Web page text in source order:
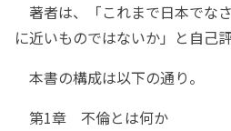
著者は、「これまで日本でな
に近いものではないか」と自己
本書の構成は以下の通り。
第1章 不倫とは何か